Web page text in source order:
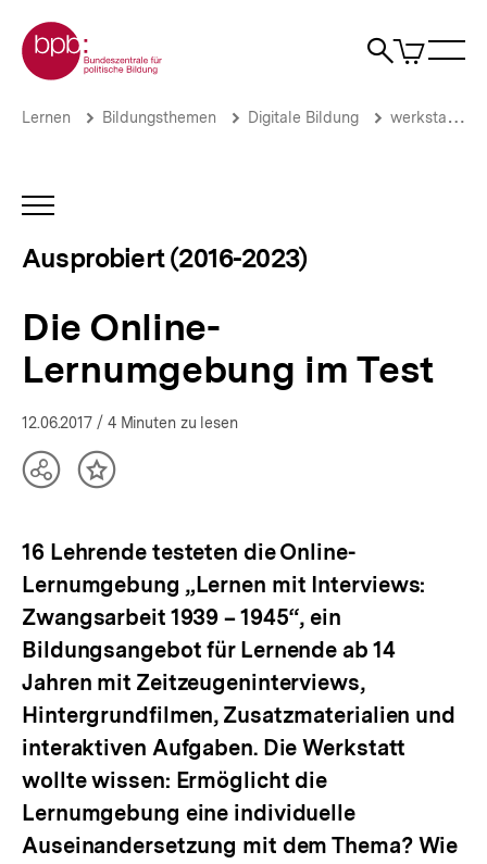
zum
Seiteninhalt
springen
Zur Startseite der bpb
Suche
Artikel
im
Die
Test
Ausprobiert
(2016-
bpb.de
Brotkrümelnavigation
Pfadnavigation
Lernen Bildungsthemen Digitale Bildung werkstatt.bpb.de
INHALTSNAVIGATION
Ausprobiert (2016-2023)
Die Online-
Lernumgebung im Test
12.06.2017 / 4 Minuten zu lesen
TeilenInhalt
16 Lehrende testeten die Online-
Lernumgebung „Lernen mit Interviews:
Zwangsarbeit 1939 – 1945“, ein
Bildungsangebot für Lernende ab 14
Jahren mit Zeitzeugeninterviews,
Hintergrundfilmen, Zusatzmaterialien und
interaktiven Aufgaben. Die Werkstatt
wollte wissen: Ermöglicht die
Lernumgebung eine individuelle
Auseinandersetzung mit dem Thema? Wie